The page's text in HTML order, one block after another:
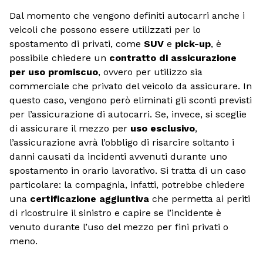
Dal momento che vengono definiti autocarri anche i
veicoli che possono essere utilizzati per lo
spostamento di privati, come SUV e pick-up, è
possibile chiedere un contratto di assicurazione
per uso promiscuo, ovvero per utilizzo sia
commerciale che privato del veicolo da assicurare. In
questo caso, vengono però eliminati gli sconti previsti
per l’assicurazione di autocarri. Se, invece, si sceglie
di assicurare il mezzo per uso esclusivo,
l’assicurazione avrà l’obbligo di risarcire soltanto i
danni causati da incidenti avvenuti durante uno
spostamento in orario lavorativo. Si tratta di un caso
particolare: la compagnia, infatti, potrebbe chiedere
una certificazione aggiuntiva che permetta ai periti
di ricostruire il sinistro e capire se l’incidente è
venuto durante l’uso del mezzo per fini privati o
meno.